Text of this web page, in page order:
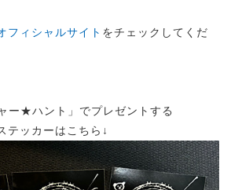
フィシャルサイト をチェックしてくだ
ー★ハント」でプレゼントする
テッカーはこちら↓